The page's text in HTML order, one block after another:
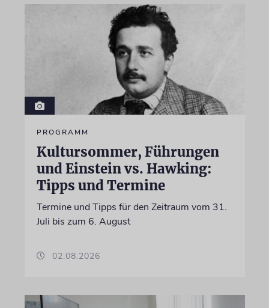
PROGRAMM
Kultursommer, Führungen
und Einstein vs. Hawking:
Tipps und Termine
Termine und Tipps für den Zeitraum vom 31.
Juli bis zum 6. August
02.08.2026